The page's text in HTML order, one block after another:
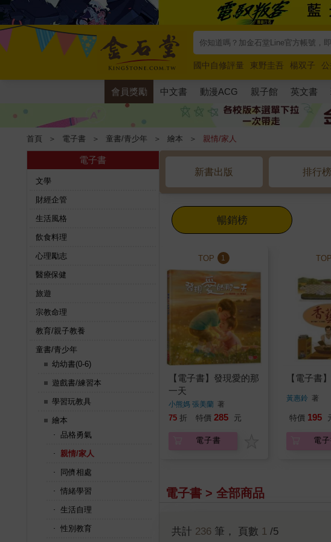
國中自修評量 東野圭吾 楊双子
唯紅花綻放
奧德賽 路邊攤新作
會員獎勵 中文書 動漫ACG 親子館 英文書
首頁 ＞ 電子書 ＞ 童書/青少年 ＞ 繪本 ＞ 親情/家人
電子書
文學
財經企管
生活風格
飲食料理
心理勵志
醫療保健
旅遊
宗教命理
教育/親子教養
童書/青少年
幼幼書(0-6)
遊戲書/練習本
學習玩教具
繪本
品格勇氣
親情/家人
同儕相處
情緒學習
生活自理
性別教育
新書出版 排行榜
暢銷榜
TOP 1
【電子書】發現愛的那
一天
小熊媽 張美蘭 著
75 折 特價 285 元
電子書
TOP
【電子書
黃惠鈴 著
特價 195
電
電子書 > 全部商品
共計 236 筆， 頁數 1 /5